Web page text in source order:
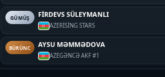
GÜMÜŞ FİRDEVS SÜLEYMANLI
AZERİSİNG STARS
BÜRÜNC AYSU MƏMMƏDOVA
AZEGƏNCƏ AKF #1